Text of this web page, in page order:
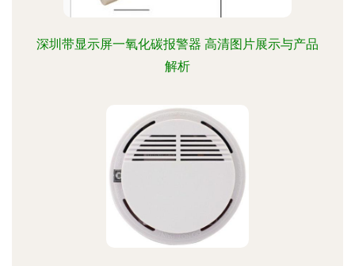
深圳带显示屏一氧化碳报警器 高清图片展示与产品
解析